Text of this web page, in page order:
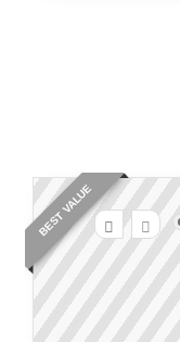
BEST VALUE
6